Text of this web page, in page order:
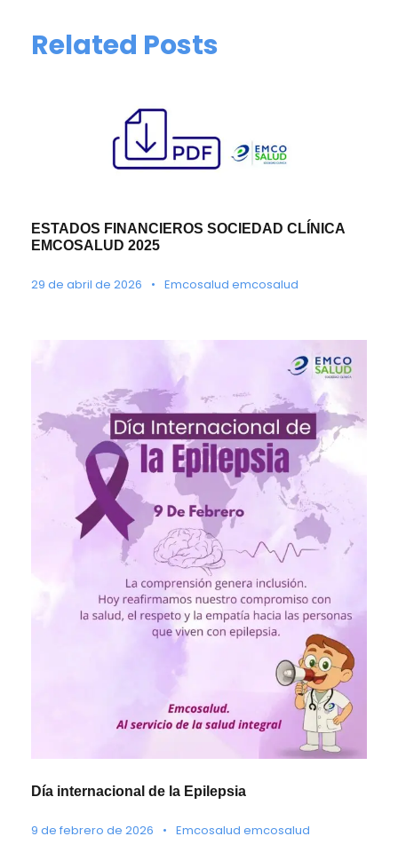
Related Posts
ESTADOS FINANCIEROS SOCIEDAD CLÍNICA
EMCOSALUD 2025
29 de abril de 2026 • Emcosalud emcosalud
Día internacional de la Epilepsia
9 de febrero de 2026 • Emcosalud emcosalud